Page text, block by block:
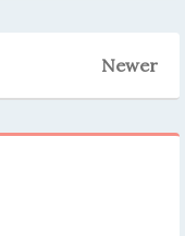
Newer